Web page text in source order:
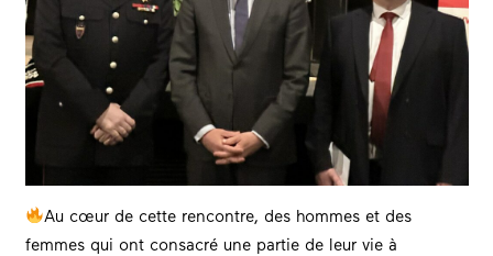
Au cœur de cette rencontre, des hommes et des
femmes qui ont consacré une partie de leur vie à